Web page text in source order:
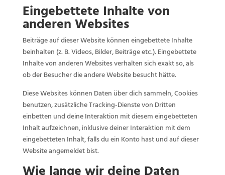
Eingebettete Inhalte von
anderen Websites
Beiträge auf dieser Website können eingebettete Inhalte
beinhalten (z. B. Videos, Bilder, Beiträge etc.). Eingebettete
Inhalte von anderen Websites verhalten sich exakt so, als
ob der Besucher die andere Website besucht hätte.
Diese Websites können Daten über dich sammeln, Cookies
benutzen, zusätzliche Tracking-Dienste von Dritten
einbetten und deine Interaktion mit diesem eingebetteten
Inhalt aufzeichnen, inklusive deiner Interaktion mit dem
eingebetteten Inhalt, falls du ein Konto hast und auf dieser
Website angemeldet bist.
Wie lange wir deine Daten